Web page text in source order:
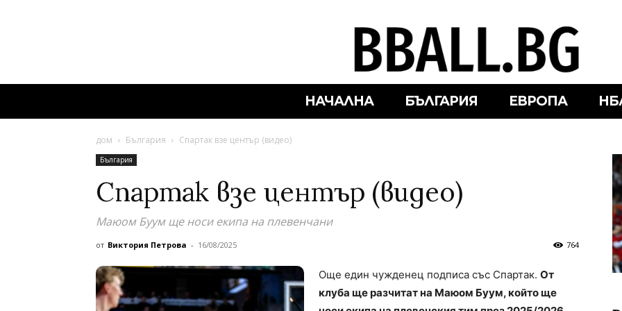
НАЧАЛНА БЪЛГАРИЯ ЕВРОПА
дом България Спартак взе център (видео)
България
Спартак взе център (видео)
Маюом Буум ще носи екипа на плевенчани
от Виктория Петрова - 16/08/2025 764
Още един чужденец подписа със Спартак. От
клуба ще разчитат на Маюом Буум, който ще